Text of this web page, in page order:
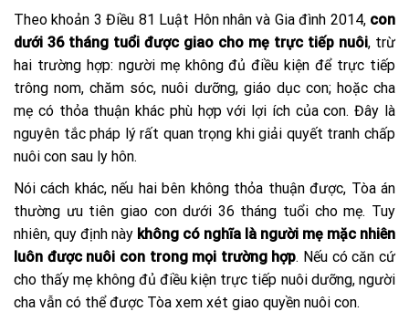
Theo khoản 3 Điều 81 Luật Hôn nhân và Gia đình 2014, con
dưới 36 tháng tuổi được giao cho mẹ trực tiếp nuôi, trừ
hai trường hợp: người mẹ không đủ điều kiện để trực tiếp
trông nom, chăm sóc, nuôi dưỡng, giáo dục con; hoặc cha
mẹ có thỏa thuận khác phù hợp với lợi ích của con. Đây là
nguyên tắc pháp lý rất quan trọng khi giải quyết tranh chấp
nuôi con sau ly hôn.
Nói cách khác, nếu hai bên không thỏa thuận được, Tòa án
thường ưu tiên giao con dưới 36 tháng tuổi cho mẹ. Tuy
nhiên, quy định này không có nghĩa là người mẹ mặc nhiên
luôn được nuôi con trong mọi trường hợp. Nếu có căn cứ
cho thấy mẹ không đủ điều kiện trực tiếp nuôi dưỡng, người
cha vẫn có thể được Tòa xem xét giao quyền nuôi con.